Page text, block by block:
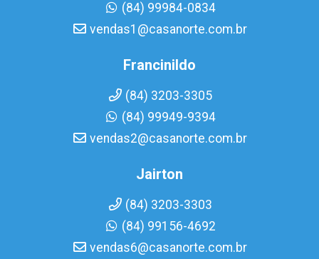
(84) 99984-0834
vendas1@casanorte.com.br
Francinildo
(84) 3203-3305
(84) 99949-9394
vendas2@casanorte.com.br
Jairton
(84) 3203-3303
(84) 99156-4692
vendas6@casanorte.com.br